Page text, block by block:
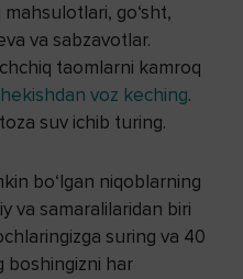
go‘sht,
va sabzavotlar.
taomlarni kamroq
voz keching.
suv ichib turing.
bo‘lgan niqoblarning
va samaralilaridan biri
suring va 40
boshingizni har